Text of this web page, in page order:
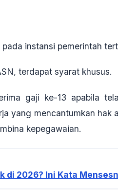
instansi pemerintah
terdapat syarat khusus.
gaji ke-13 apabila
yang mencantumkan
kepegawaian.
di 2026? Ini Kata